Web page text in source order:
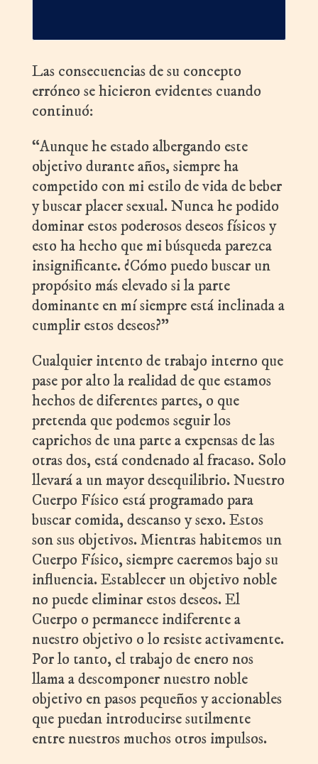
Las consecuencias de su concepto
erróneo se hicieron evidentes cuando
continuó:
“Aunque he estado albergando este
objetivo durante años, siempre ha
competido con mi estilo de vida de beber
y buscar placer sexual. Nunca he podido
dominar estos poderosos deseos físicos y
esto ha hecho que mi búsqueda parezca
insignificante. ¿Cómo puedo buscar un
propósito más elevado si la parte
dominante en mí siempre está inclinada a
cumplir estos deseos?”
Cualquier intento de trabajo interno que
pase por alto la realidad de que estamos
hechos de diferentes partes, o que
pretenda que podemos seguir los
caprichos de una parte a expensas de las
otras dos, está condenado al fracaso. Solo
llevará a un mayor desequilibrio. Nuestro
Cuerpo Físico está programado para
buscar comida, descanso y sexo. Estos
son sus objetivos. Mientras habitemos un
Cuerpo Físico, siempre caeremos bajo su
influencia. Establecer un objetivo noble
no puede eliminar estos deseos. El
Cuerpo o permanece indiferente a
nuestro objetivo o lo resiste activamente.
Por lo tanto, el trabajo de enero nos
llama a descomponer nuestro noble
objetivo en pasos pequeños y accionables
que puedan introducirse sutilmente
entre nuestros muchos otros impulsos.